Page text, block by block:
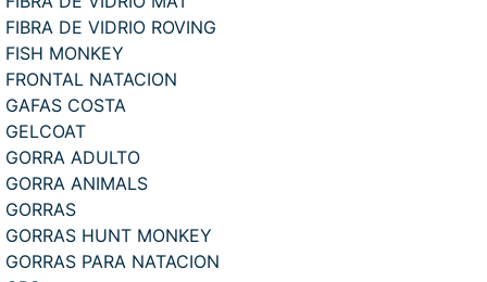
FIBRA DE VIDRIO ROVING
FISH MONKEY
FRONTAL NATACION
GAFAS COSTA
GELCOAT
GORRA ADULTO
GORRA ANIMALS
GORRAS
GORRAS HUNT MONKEY
GORRAS PARA NATACION